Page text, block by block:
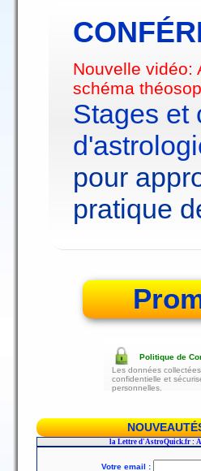
Nouvelle vidéo:
schéma
Stages et
pour
pratique
Politique de
Les données
confidentielle et
personnelles.